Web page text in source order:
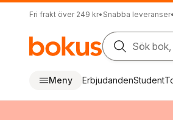
Fri frakt över 249 kr• Snabba leveranser•
Sök bok,
Meny ErbjudandenStudent